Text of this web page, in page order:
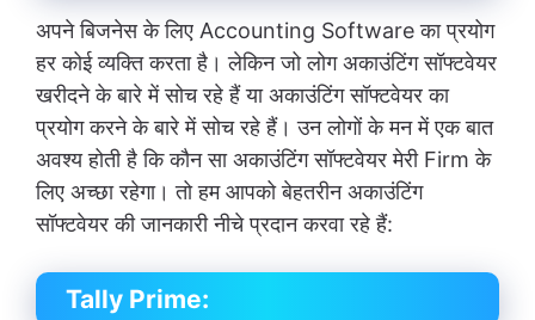
अपने बिजनेस के लिए Accounting Software का प्रयोग
हर कोई व्यक्ति करता है। लेकिन जो लोग अकाउंटिंग सॉफ्टवेयर
खरीदने के बारे में सोच रहे हैं या अकाउंटिंग सॉफ्टवेयर का
प्रयोग करने के बारे में सोच रहे हैं। उन लोगों के मन में एक बात
अवश्य होती है कि कौन सा अकाउंटिंग सॉफ्टवेयर मेरी Firm के
लिए अच्छा रहेगा। तो हम आपको बेहतरीन अकाउंटिंग
सॉफ्टवेयर की जानकारी नीचे प्रदान करवा रहे हैं:
Tally Prime: